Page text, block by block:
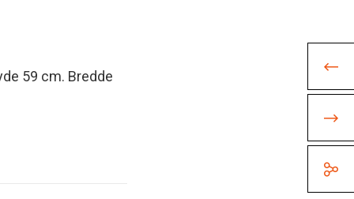
59 cm. Bredde